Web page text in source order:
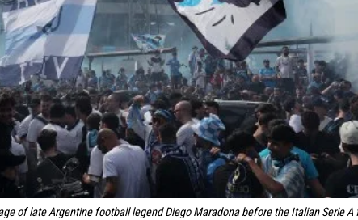
of late Argentine football legend Diego Maradona before the Italian Serie A